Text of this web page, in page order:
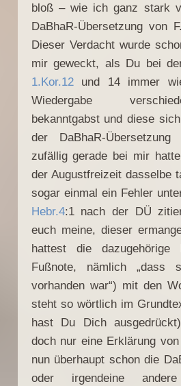
bloß – wie ich ganz stark
DaBhaR-Übersetzung von
Dieser Verdacht wurde
mir geweckt, als Du bei
1.Kor.12und 14 immer
Wiedergabe
bekanntgabst und diese
der DaBhaR-
zufällig gerade bei mir
der Augustfreizeit dasselbe
sogar einmal ein Fehler
Hebr.4:1 nach der DÜ
euch meine, dieser
hattest die
Fußnote, nämlich
vorhanden war“) mit den
steht so wörtlich im
hast Du Dich
doch nur eine Erklärung
nun überhaupt schon die
oder irgendeine andere